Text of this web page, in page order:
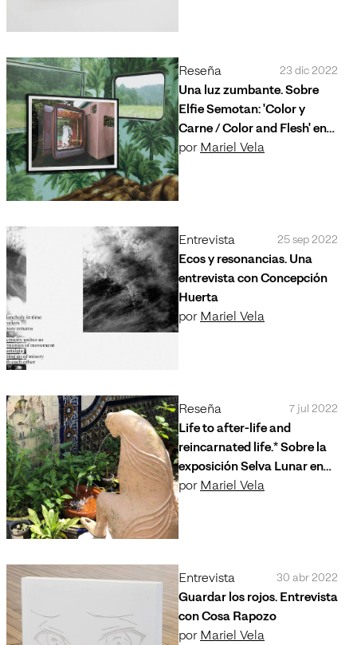
Reseña 23 dic 2022
Una luz zumbante. Sobre
Elfie Semotan: 'Color y
Carne / Color and Flesh' en
Campeche
por Mariel Vela
Entrevista 25 sep 2022
Ecos y resonancias. Una
entrevista con Concepción
Huerta
por Mariel Vela
Reseña 7 jul 2022
Life to after-life and
reincarnated life.* Sobre la
exposición Selva Lunar en
Biquini Wax EPS
por Mariel Vela
Entrevista 30 abr 2022
Guardar los rojos. Entrevista
con Cosa Rapozo
por Mariel Vela